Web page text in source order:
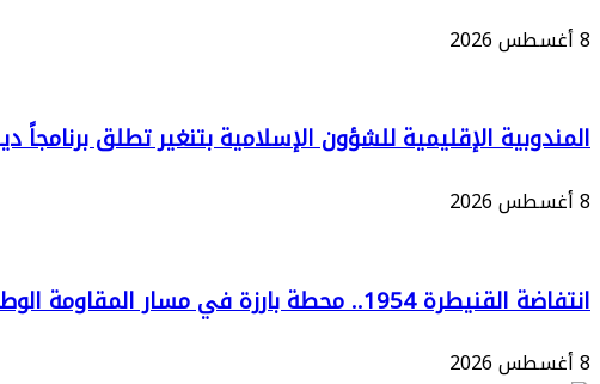
في
وآفاق
تطويرها
عالميًا
8 أغسطس 2026
المندوبية الإقليمية للشؤون الإسلامية بتنغير تطلق برنامجاً
8 أغسطس 2026
انتفاضة القنيطرة 1954.. محطة بارزة في مسار المقاومة الوطنية ضد الاستعمار
8 أغسطس 2026